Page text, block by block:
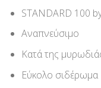
STANDARD 100
Αναπνεύσιμο
Κατά της
Εύκολο σιδέρωμα